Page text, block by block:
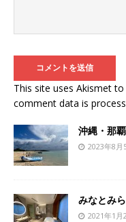
This site uses Akismet
comment data is
沖縄・那
2023年8月
みなとみ
2021年1月